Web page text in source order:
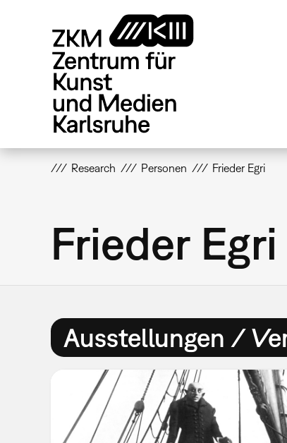
Research Personen Frieder Egri
Frieder Egri
Ausstellungen /